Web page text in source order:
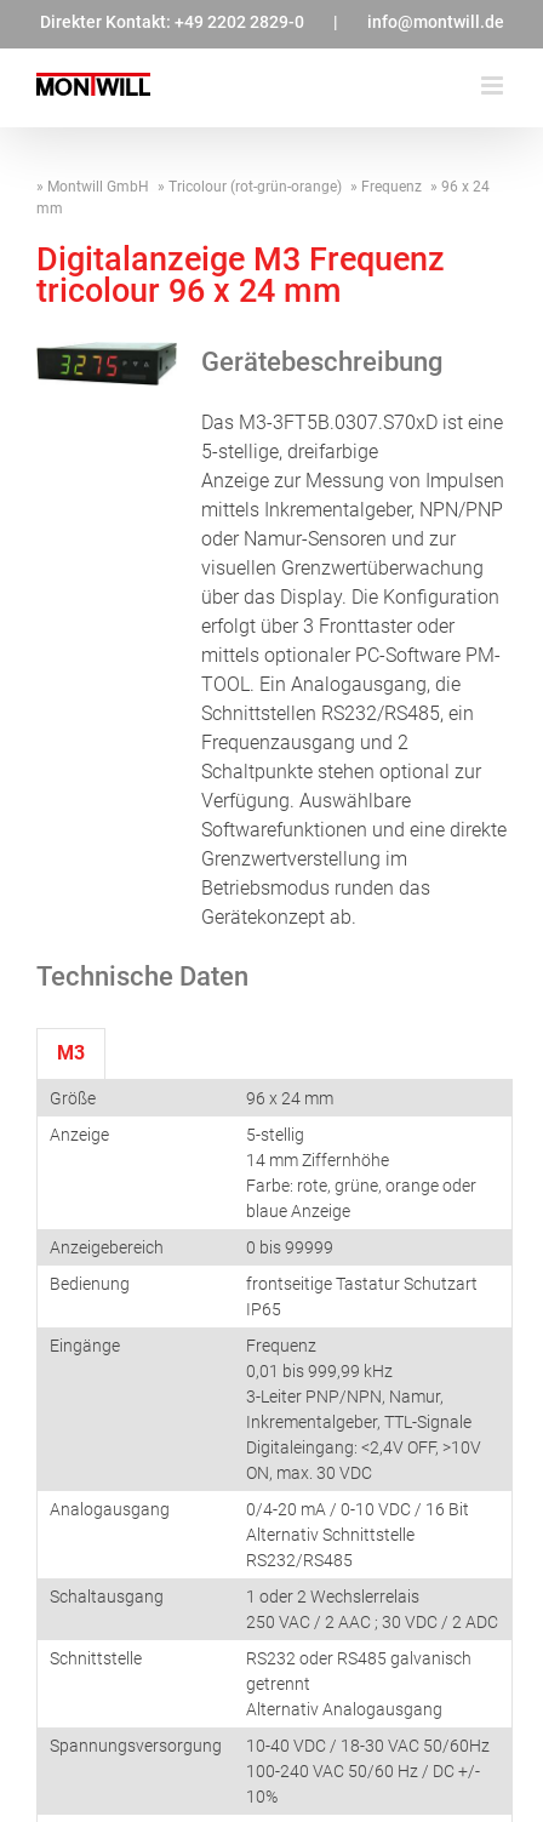
springen
Direkter Kontakt: +49 2202 2829-0 | info@montwill.de
Montwill GmbH Tricolour (rot-grün-orange) Frequenz
96 x 24
mm
Digitalanzeige M3 Frequenz
tricolour 96 x 24 mm
Gerätebeschreibung
Das M3-3FT5B.0307.S70xD ist eine
5-stellige, dreifarbige
Anzeige zur Messung von Impulsen
mittels Inkrementalgeber, NPN/PNP
oder Namur-Sensoren und zur
visuellen Grenzwertüberwachung
über das Display. Die Konfiguration
erfolgt über 3 Fronttaster oder
mittels optionaler PC-Software PM-
TOOL. Ein Analogausgang, die
Schnittstellen RS232/RS485, ein
Frequenzausgang und 2
Schaltpunkte stehen optional zur
Verfügung. Auswählbare
Softwarefunktionen und eine direkte
Grenzwertverstellung im
Betriebsmodus runden das
Gerätekonzept ab.
Technische Daten
M3
Größe
96 x 24 mm
Anzeige
5-stellig
14 mm Ziffernhöhe
Farbe: rote, grüne, orange oder
blaue Anzeige
Anzeigebereich
0 bis 99999
Bedienung
frontseitige Tastatur Schutzart
IP65
Eingänge
Frequenz
0,01 bis 999,99 kHz
3-Leiter PNP/NPN, Namur,
Inkrementalgeber, TTL-Signale
Digitaleingang: <2,4V OFF, >10V
ON, max. 30 VDC
Analogausgang
0/4-20 mA / 0-10 VDC / 16 Bit
Alternativ Schnittstelle
RS232/RS485
Schaltausgang
1 oder 2 Wechslerrelais
250 VAC / 2 AAC ; 30 VDC / 2 ADC
Schnittstelle
RS232 oder RS485 galvanisch
getrennt
Alternativ Analogausgang
Spannungsversorgung
10-40 VDC / 18-30 VAC 50/60Hz
100-240 VAC 50/60 Hz / DC +/-
10%